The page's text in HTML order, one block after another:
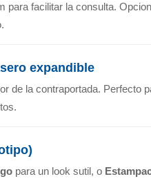
para facilitar la consulta.
expandible
de la contraportada. Perfecto
para un look sutil, o